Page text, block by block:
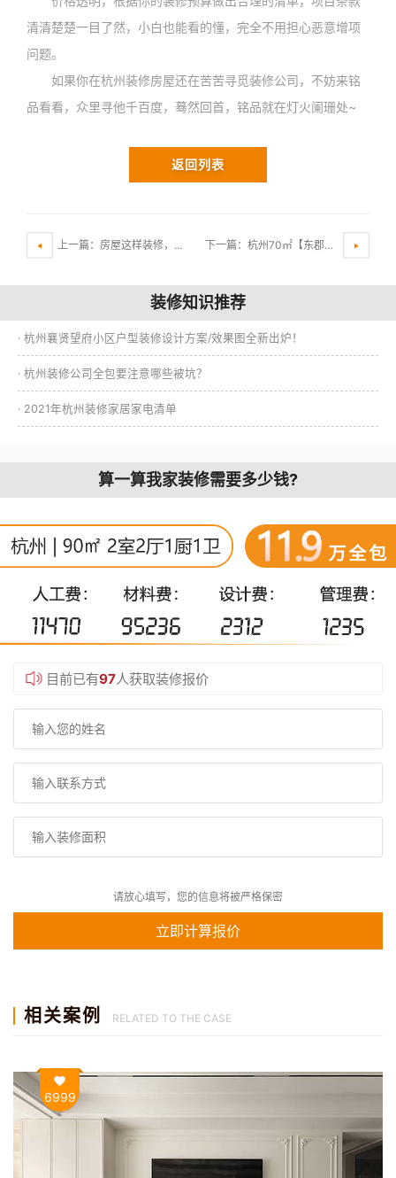
清清楚楚一目了然，小白也能看的懂，完全不用担心恶意增项
问题。
如果你在杭州装修房屋还在苦苦寻觅装修公司，不妨来铭
品看看，众里寻他千百度，蓦然回首，铭品就在灯火阑珊处~
返回列表
上一篇：房屋这样装修，高档大气上档次，杭州装修案例讲解 下一篇：杭州70㎡【东郡之星】北欧轻奢装修风格案例效果图分析
装修知识推荐
· 杭州襄贤望府小区户型装修设计方案/效果图全新出炉！
· 杭州装修公司全包要注意哪些被坑？
· 2021年杭州装修家居家电清单
算一算我家装修需要多少钱?
目前已有97人获取装修报价
请放心填写，您的信息将被严格保密
相关案例 RELATED TO THE CASE
6999